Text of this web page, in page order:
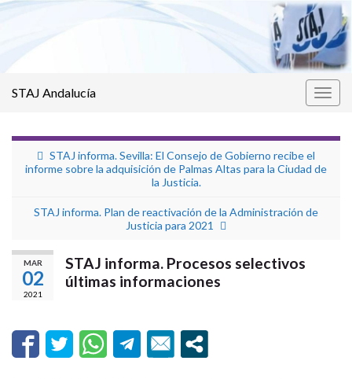
STAJ Andalucía
STAJ informa. Sevilla: El Consejo de Gobierno recibe el
informe sobre la adquisición de Palmas Altas para la Ciudad de
la Justicia.
STAJ informa. Plan de reactivación de la Administración de
Justicia para 2021
MAR
02
2021
STAJ informa. Procesos selectivos
últimas informaciones